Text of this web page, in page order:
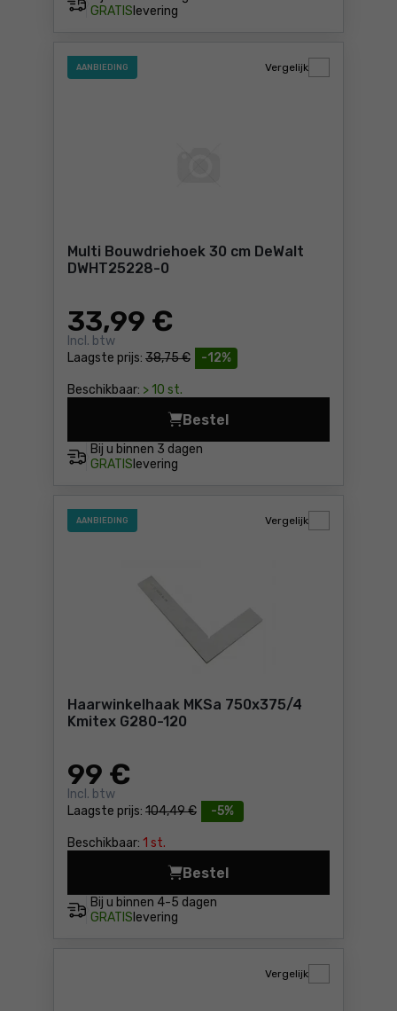
GRATIS levering
AANBIEDING
Multi Bouwdriehoek 30 cm DeWalt
DWHT25228-0
-12%
Laagste prijs: 38,75 €
33,99 €
Incl. btw
Beschikbaar: > 10 st.
Vergelijk
Bij u binnen 3 dagen
GRATIS levering
Bestel
Multi Bouwdriehoek 30 cm
AANBIEDING
Haarwinkelhaak MKSa 750x375/4
Kmitex G280-120
-5%
Laagste prijs: 104,49 €
99 €
Incl. btw
Beschikbaar: 1 st.
Vergelijk
Bij u binnen 4-5 dagen
GRATIS levering
Bestel
Haarwinkelhaak MKSa
Vergelijk